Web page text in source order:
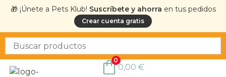
🎁 ¡Únete a Pets Klub! Suscríbete y ahorra en tus pedidos
Crear cuenta gratis
0
0,00 €